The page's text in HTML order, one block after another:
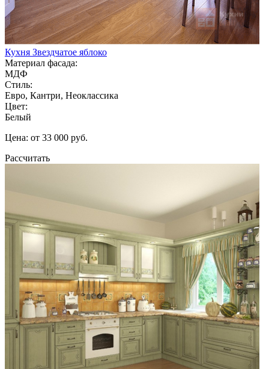
Кухня Звездчатое яблоко
Материал фасада:
МДФ
Стиль:
Евро, Кантри, Неоклассика
Цвет:
Белый
Цена: от 33 000 руб.
Рассчитать